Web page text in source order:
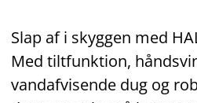
Slap af i skyggen med
Med tiltfunktion,
vandafvisende dug og